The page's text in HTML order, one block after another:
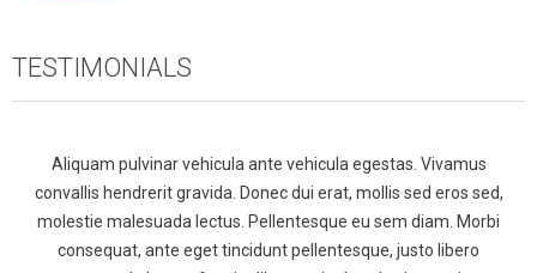
TESTIMONIALS
Aliquam pulvinar vehicula ante vehicula egestas. Vivamus
convallis hendrerit gravida. Donec dui erat, mollis sed eros sed,
molestie malesuada lectus. Pellentesque eu sem diam. Morbi
consequat, ante eget tincidunt pellentesque, justo libero